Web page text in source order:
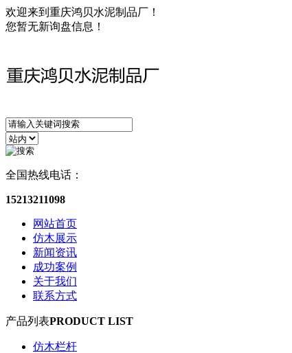
欢迎来到重庆鸿贝水泥制品厂！
您暂无新询盘信息！
全国热线电话：
15213211098
网站首页
仿木展示
新闻资讯
成功案例
关于我们
联系方式
产品列表PRODUCT LIST
仿木栏杆